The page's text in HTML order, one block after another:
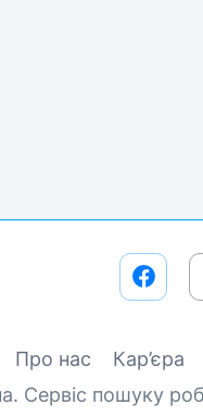
Про нас Кар’єра
Сервіс пошуку